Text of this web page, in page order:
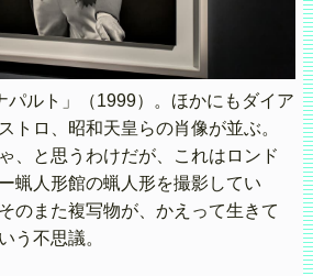
パルト」（1999）。ほかにもダイア
トロ、昭和天皇らの肖像が並ぶ。
、と思うわけだが、これはロンド
蝋人形館の蝋人形を撮影してい
のまた複写物が、かえって生きて
う不思議。